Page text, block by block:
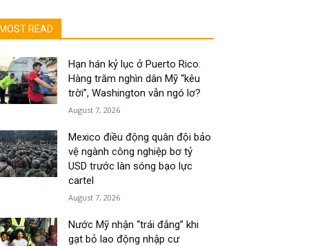
MOST READ
Hạn hán kỷ lục ở Puerto Rico:
Hàng trăm nghìn dân Mỹ “kêu
trời”, Washington vẫn ngó lơ?
August 7, 2026
Mexico điều động quân đội bảo
vệ ngành công nghiệp bơ tỷ
USD trước làn sóng bạo lực
cartel
August 7, 2026
Nước Mỹ nhận “trái đắng” khi
gạt bỏ lao động nhập cư